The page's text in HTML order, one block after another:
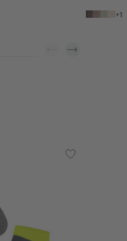
+1